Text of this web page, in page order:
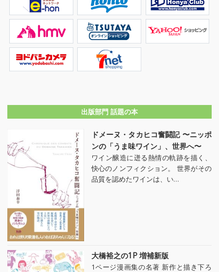
出版部門 話題の本
ドメーヌ・タカヒコ奮闘記 〜ニッポ
ンの「うま味ワイン」、世界へ〜
ワイン醸造に迸る熱情の軌跡を描く、
快心のノンフィクション。 世界がその
品質を認めたワインは、い…
大橋裕之の1P 増補新版
1ページ漫画集の名著 新作と描き下ろ